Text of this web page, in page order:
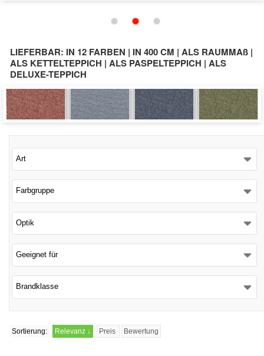
LIEFERBAR: IN 12 FARBEN | IN 400 CM | ALS RAUMMAß |
ALS KETTELTEPPICH | ALS PASPELTEPPICH | ALS
DELUXE-TEPPICH
Art
Farbgruppe
Optik
Geeignet für
Brandklasse
Sortierung: Relevanz ↓ Preis Bewertung
Schließen